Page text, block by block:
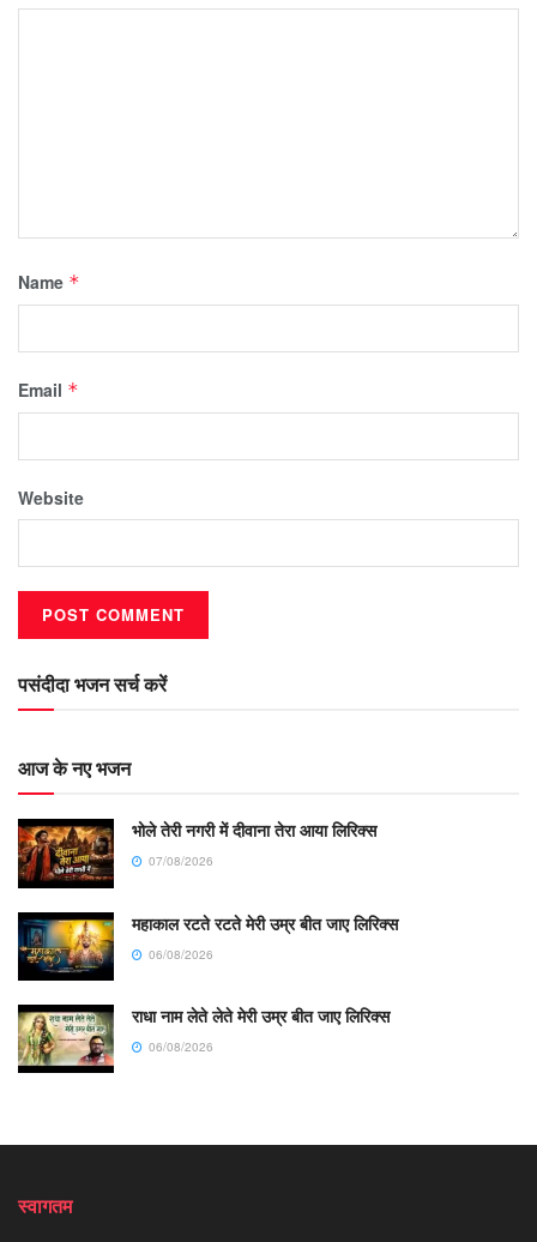
Name *
Email *
Website
पसंदीदा भजन सर्च करें
आज के नए भजन
भोले तेरी नगरी में दीवाना तेरा आया लिरिक्स
07/08/2026
महाकाल रटते रटते मेरी उम्र बीत जाए लिरिक्स
06/08/2026
राधा नाम लेते लेते मेरी उम्र बीत जाए लिरिक्स
06/08/2026
स्वागतम